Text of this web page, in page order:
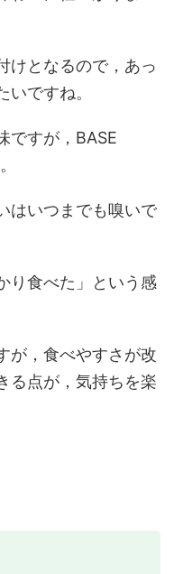
けとなるので，あっ
ですね。
ですが，BASE
はいつまでも嗅いで
り食べた」という感
が，食べやすさが改
る点が，気持ちを楽